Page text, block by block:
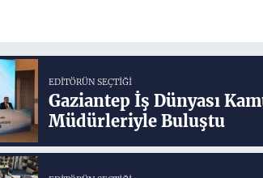
EDITÖRÜN SEÇTIĞI
Gaziantep İş Dünyası
Müdürleriyle Buluştu